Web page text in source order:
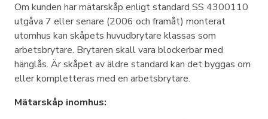
Om kunden har mätarskåp enligt standard SS 4300110
utgåva 7 eller senare (2006 och framåt) monterat
utomhus kan skåpets huvudbrytare klassas som
arbetsbrytare. Brytaren skall vara blockerbar med
hänglås. Är skåpet av äldre standard kan det byggas om
eller kompletteras med en arbetsbrytare.
Mätarskåp inomhus: